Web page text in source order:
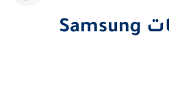
سعر ومواصفات Samsung